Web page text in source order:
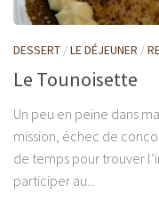
DESSERT /LE DÉJEUNER /
Le Tounoisette
Un peu en peine dans
mission, échec de
de temps pour trouver
participer au...